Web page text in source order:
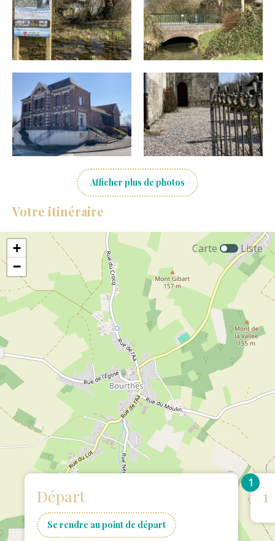
p
a
l
Afficher plus de photos
Votre itinéraire
Carte Liste
+
−
Départ
Se rendre au point de départ
1
1